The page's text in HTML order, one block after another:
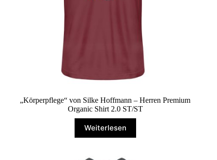
„Körperpflege“ von Silke Hoffmann – Herren Premium
Organic Shirt 2.0 ST/ST
Weiterlesen